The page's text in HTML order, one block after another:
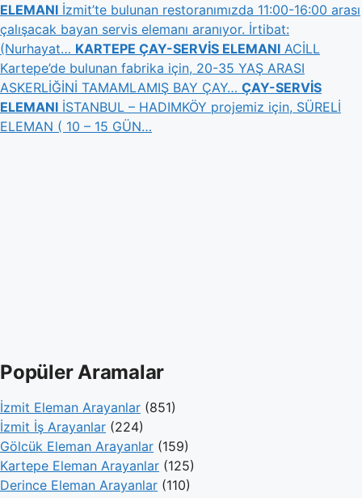
ELEMANI İzmit’te bulunan restoranımızda 11:00-16:00 arası
çalışacak bayan servis elemanı aranıyor. İrtibat:
(Nurhayat… KARTEPE ÇAY-SERVİS ELEMANI ACİLL
Kartepe’de bulunan fabrika için, 20-35 YAŞ ARASI
ASKERLİĞİNİ TAMAMLAMIŞ BAY ÇAY… ÇAY-SERVİS
ELEMANI İSTANBUL – HADIMKÖY projemiz için, SÜRELİ
ELEMAN ( 10 – 15 GÜN…
Popüler Aramalar
İzmit Eleman Arayanlar (851)
İzmit İş Arayanlar (224)
Gölcük Eleman Arayanlar (159)
Kartepe Eleman Arayanlar (125)
Derince Eleman Arayanlar (110)